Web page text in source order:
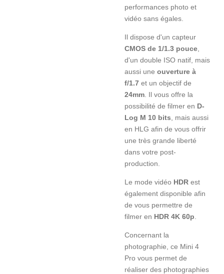
performances photo et
vidéo sans égales.
Il dispose d'un capteur
CMOS de 1/1.3 pouce
d'un double ISO natif, mais
aussi une ouverture à
f/1.7 et un objectif de
24mm . Il vous offre la
possibilité de filmer en D-
Log M 10 bits , mais aussi
en HLG afin de vous offrir
une très grande liberté
dans votre post-
production.
Le mode vidéo HDR est
également disponible afin
de vous permettre de
filmer en HDR 4K 60p
Concernant la
photographie, ce Mini 4
Pro vous permet de
réaliser des photographies